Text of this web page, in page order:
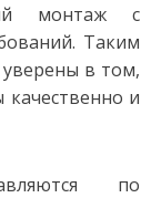
монтаж с
Таким
в том,
и
по